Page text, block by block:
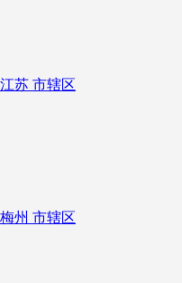
苏 市辖区
州 市辖区